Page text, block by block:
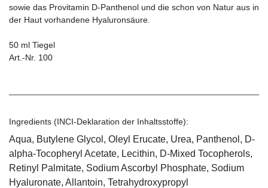
sowie das Provitamin D-Panthenol und die schon von Natur aus in
der Haut vorhandene Hyaluronsäure.
50 ml Tiegel
Art.-Nr. 100
Ingredients (INCI-Deklaration der Inhaltsstoffe):
Aqua, Butylene Glycol, Oleyl Erucate, Urea, Panthenol, D-
alpha-Tocopheryl Acetate, Lecithin, D-Mixed Tocopherols,
Retinyl Palmitate, Sodium Ascorbyl Phosphate, Sodium
Hyaluronate, Allantoin, Tetrahydroxypropyl